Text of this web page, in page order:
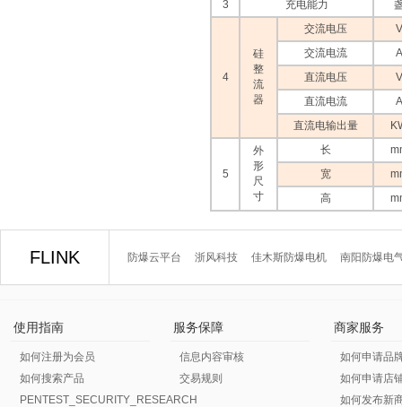
3
充电能力
4
硅
整
流
器
交流电压
V
交流电流
A
直流电压
V
直流电流
A
直流电输出量
5
外
形
尺
寸
长
宽
高
FLINK 防爆云平台 浙风科技 佳木斯防爆电机 南阳防爆电
使用指南
如何注册为会员
如何搜索产品
PENTEST_SECURITY_RESEARCH
服务保障
信息内容审核
交易规则
商家服务
如何申请品
如何申请店
如何发布新